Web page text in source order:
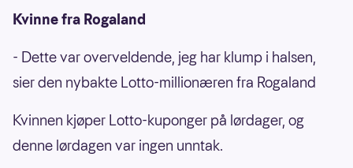
Kvinne fra Rogaland
- Dette var overveldende, jeg har klump i halsen,
sier den nybakte Lotto-millionæren fra Rogaland
Kvinnen kjøper Lotto-kuponger på lørdager, og
denne lørdagen var ingen unntak.